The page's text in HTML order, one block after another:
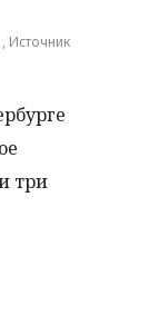
Источник
три